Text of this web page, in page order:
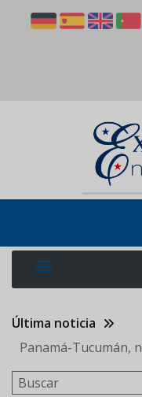
Última noticia
Panamá-Tucumán,
Buscar